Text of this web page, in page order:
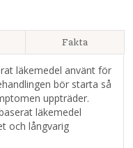
Fakta
läkemedel använt för
bör starta så
uppträder.
läkemedel
och långvarig